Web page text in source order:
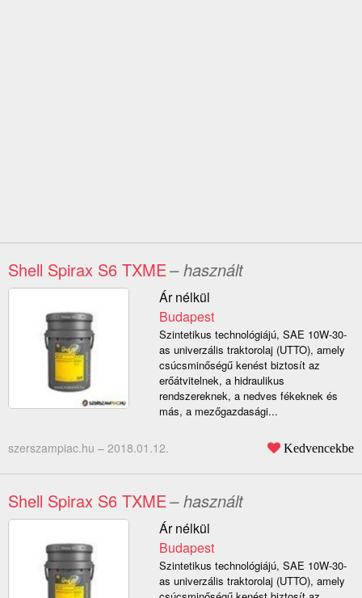
Shell Spirax S6 TXME– használt
Ár nélkül
Budapest
Szintetikus technológiájú, SAE 10W-30-
as univerzális traktorolaj (UTTO), amely
csúcsminőségű kenést biztosít az
erőátvitelnek, a hidraulikus
rendszereknek, a nedves fékeknek és
más, a mezőgazdasági...
szerszampiac.hu – 2018.01.12. Kedvencekbe
Shell Spirax S6 TXME– használt
Ár nélkül
Budapest
Szintetikus technológiájú, SAE 10W-30-
as univerzális traktorolaj (UTTO), amely